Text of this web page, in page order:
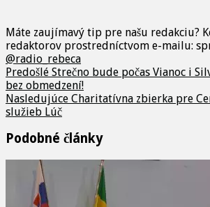
Máte zaujímavý tip pre našu redakciu?
redaktorov prostredníctvom e-mailu:
@radio_rebeca
Predošlé Strečno bude počas Vianoc i
bez obmedzení!
Nasledujúce Charitatívna zbierka pre
služieb Lúč
Podobné články